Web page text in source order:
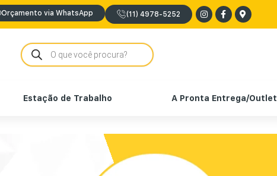
Orçamento via WhatsApp (11) 4978-5252
Estação de Trabalho A Pronta Entrega/Outlet